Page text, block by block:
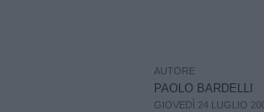
AUTORE
PAOLO BARDELLI
GIOVEDÌ 24 LUGLIO